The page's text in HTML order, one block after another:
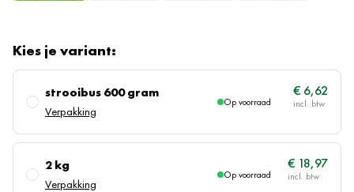
Kies je variant:
strooibus 600 gram
Verpakking
Op voorraad
€ 6,62
2 kg
Verpakking
Op voorraad
€ 18,97